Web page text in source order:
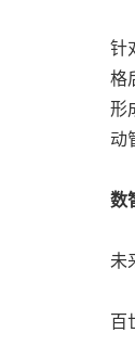
针
格
形
动
数
未
百